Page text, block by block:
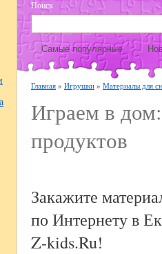
Поиск
Самые популярные
Главная » Игрушки » Материалы для
Играем в
продуктов
Закажите
по Интернету в
Z-kids.Ru!